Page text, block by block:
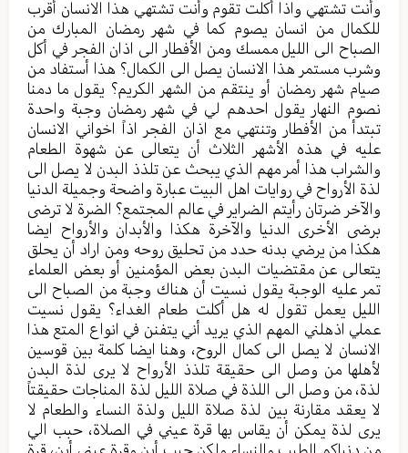
وأنت تشتهي واذا أكلت تقوم وأنت تشتهي هذا الانسان أقرب
للكمال من انسان يصوم كما في شهر رمضان المبارك من
الصباح الى الليل ممسك ومن الأفطار الى اذان الفجر في أكل
وشرب مستمر هذا الانسان يصل الى الكمال؟ هذا أستفاد من
صيام شهر رمضان أو ينتقم من الشهر الكريم؟ يقول ما دمنا
نصوم النهار يقول احدهم لي في شهر رمضان وجبة واحدة
تبتدأ من الأفطار وتنتهي مع اذان الفجر اذاً اخواني الانسان
عليه في هذه الأشهر الثلاث أن يتعالى عن شهوة الطعام
والشراب هذا أمر مهم الذي يبحث عن تلذذ البدن لا يصل الى
لذة الأرواح في روايات اهل البيت عبارة واضحة وجميلة الدنيا
والآخر ضرتان رأيتم الضراير في عالم المجتمع؟ الضرة لا ترضى
برضى الأخرى الدنيا والآخرة هكذا والأبدان والأرواح ايضا
هكذا من يرضي بدنه حدد من تحليق روحه ومن اراد أن يحلق
يتعالى عن مقتضيات البدن بعض المؤمنين أو بعض العلماء
تمر عليه الوجبة يقول نسيت أن هناك وجبة من الصباح الى
الليل يعمل تقول له هل أكلت طعام الغداء؟ يقول نسيت
عملي اذهلني المهم الذي يريد أني يتفنن في انواع المتع هذا
الانسان لا يصل الى كمال الروح، وهنا ايضا كلمة بين قوسين
لأهلها من وصل الى حقيقة تلذذ الأرواح لا يرى لذة البدن
لذة، من وصل الى اللذة في صلاة الليل لذة المناجات حقيقتاً
لا يعقد مقارنة بين لذة صلاة الليل ولذة النساء والطعام لا
يرى لذة يمكن أن يقاس بها قرة عيني في الصلاة، حبب الي
من دنياكم الطيب والنساء ولكن حبب أين وقرة عيني أين، قرة